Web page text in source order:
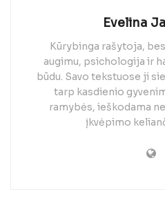
Evelina
Kūrybinga rašytoja,
augimu, psichologija ir
būdu. Savo tekstuose ji
tarp kasdienio
ramybės, ieškodama
įkvėpimo